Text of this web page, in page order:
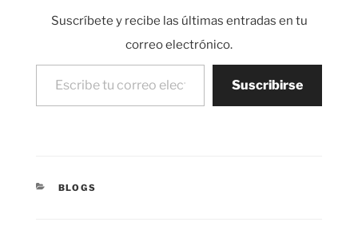
Suscríbete y recibe las últimas entradas en tu
correo electrónico.
Escribe tu correo electrónico…
Suscribirse
CATEGORÍAS
BLOGS